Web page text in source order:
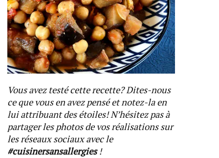
Vous avez testé cette recette? Dites-nous
ce que vous en avez pensé et notez-la en
lui attribuant des étoiles! N’hésitez pas à
partager les photos de vos réalisations sur
les réseaux sociaux avec le
#cuisinersansallergies!